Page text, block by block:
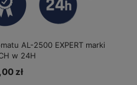
AL-2500 EXPERT marki
w 24H
zł